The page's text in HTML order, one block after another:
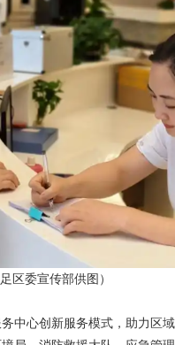
区委宣传部供图）
中心创新服务模式，助力区